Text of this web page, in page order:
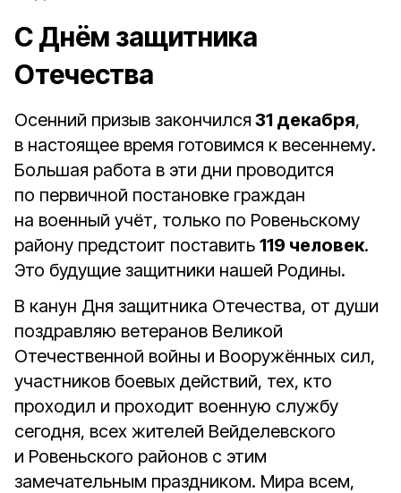
С Днём защитника
Отечества
Осенний призыв закончился 31 декабря,
в настоящее время готовимся к весеннему.
Большая работа в эти дни проводится
по первичной постановке граждан
на военный учёт, только по Ровеньскому
району предстоит поставить 119 человек.
Это будущие защитники нашей Родины.
В канун Дня защитника Отечества, от души
поздравляю ветеранов Великой
Отечественной войны и Вооружённых сил,
участников боевых действий, тех, кто
проходил и проходит военную службу
сегодня, всех жителей Вейделевского
и Ровеньского районов с этим
замечательным праздником. Мира всем,